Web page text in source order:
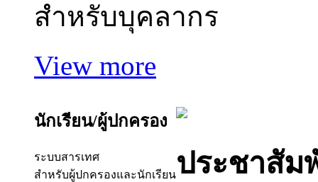
สำหรับบุคลากร
View more
นักเรียน/ผู้ปกครอง
ระบบสารเทศ
สำหรับผู้ปกครองและนักเรียนประชาสัม